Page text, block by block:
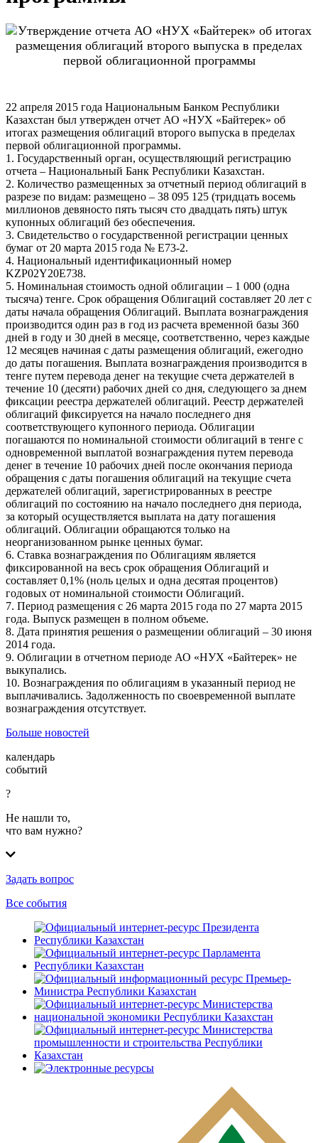
22 апреля 2015 года Национальным Банком Республики
Казахстан был утвержден отчет АО «НУХ «Байтерек» об
итогах размещения облигаций второго выпуска в пределах
первой облигационной программы.
1. Государственный орган, осуществляющий регистрацию
отчета – Национальный Банк Республики Казахстан.
2. Количество размещенных за отчетный период облигаций в
разрезе по видам: размещено – 38 095 125 (тридцать восемь
миллионов девяносто пять тысяч сто двадцать пять) штук
купонных облигаций без обеспечения.
3. Свидетельство о государственной регистрации ценных
бумаг от 20 марта 2015 года № Е73-2.
4. Национальный идентификационный номер
KZP02Y20E738.
5. Номинальная стоимость одной облигации – 1 000 (одна
тысяча) тенге. Срок обращения Облигаций составляет 20 лет с
даты начала обращения Облигаций. Выплата вознаграждения
производится один раз в год из расчета временной базы 360
дней в году и 30 дней в месяце, соответственно, через каждые
12 месяцев начиная с даты размещения облигаций, ежегодно
до даты погашения. Выплата вознаграждения производится в
тенге путем перевода денег на текущие счета держателей в
течение 10 (десяти) рабочих дней со дня, следующего за днем
фиксации реестра держателей облигаций. Реестр держателей
облигаций фиксируется на начало последнего дня
соответствующего купонного периода. Облигации
погашаются по номинальной стоимости облигаций в тенге с
одновременной выплатой вознаграждения путем перевода
денег в течение 10 рабочих дней после окончания периода
обращения с даты погашения облигаций на текущие счета
держателей облигаций, зарегистрированных в реестре
облигаций по состоянию на начало последнего дня периода,
за который осуществляется выплата на дату погашения
облигаций. Облигации обращаются только на
неорганизованном рынке ценных бумаг.
6. Ставка вознаграждения по Облигациям является
фиксированной на весь срок обращения Облигаций и
составляет 0,1% (ноль целых и одна десятая процентов)
годовых от номинальной стоимости Облигаций.
7. Период размещения с 26 марта 2015 года по 27 марта 2015
года. Выпуск размещен в полном объеме.
8. Дата принятия решения о размещении облигаций – 30 июня
2014 года.
9. Облигации в отчетном периоде АО «НУХ «Байтерек» не
выкупались.
10. Вознаграждения по облигациям в указанный период не
выплачивались. Задолженность по своевременной выплате
вознаграждения отсутствует.
Больше новостей
календарь
событий
?
Не нашли то,
что вам нужно?
Задать вопрос
Все события